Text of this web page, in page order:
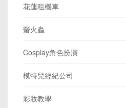
花蓮租機車
螢火蟲
Cosplay角色扮演
模特兒經紀公司
彩妝教學